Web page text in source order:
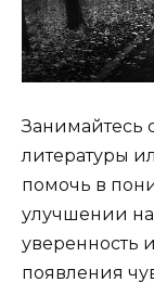
Занимайтесь
литературы
помочь в
улучшении
уверенность
появления